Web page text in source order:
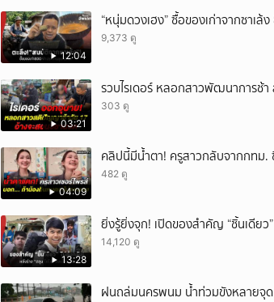
12:04
“หนุ่มดวงเฮง” ซื้อของเก่าจากซาเ
9,373 ดู
03:21
รวบไรเดอร์ หลอกสาวพัฒนาการช้
303 ดู
04:09
คลิปนี้มีน้ำตา! ครูสาวกลับจากกทม.
482 ดู
13:28
ยิ่งรู้ยิ่งจุก! เปิดของสำคัญ “ชิ้นเดียว
14,120 ดู
ฝนถล่มนครพนม น้ำท่วมขังหลายจุด